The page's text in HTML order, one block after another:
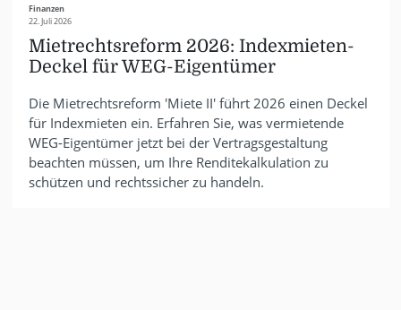
Finanzen
22. Juli 2026
Mietrechtsreform 2026: Indexmieten-
Deckel für WEG-Eigentümer
Die Mietrechtsreform 'Miete II' führt 2026 einen Deckel
für Indexmieten ein. Erfahren Sie, was vermietende
WEG-Eigentümer jetzt bei der Vertragsgestaltung
beachten müssen, um Ihre Renditekalkulation zu
schützen und rechtssicher zu handeln.